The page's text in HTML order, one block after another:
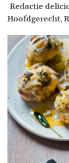
Redactie
Hoofdgerecht,